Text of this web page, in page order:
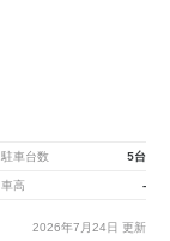
駐車台数 5台
車高 -
2026年7月24日 更新